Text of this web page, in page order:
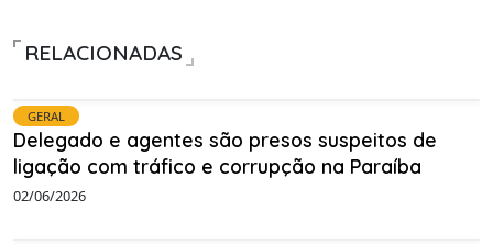
RELACIONADAS
GERAL
Delegado e agentes são presos suspeitos de
ligação com tráfico e corrupção na Paraíba
02/06/2026